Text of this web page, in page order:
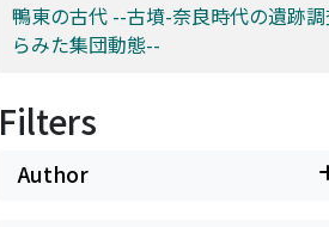
鴨東の古代 --古墳-奈良時代の遺跡
らみた集団動態--
Filters
Author